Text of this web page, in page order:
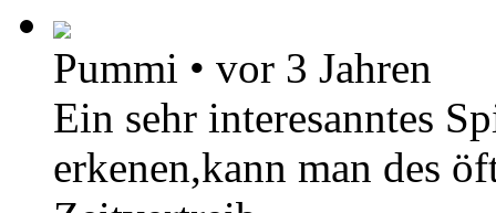
Pummi • vor 3 Jahren
Ein sehr interesanntes
erkenen,kann man des